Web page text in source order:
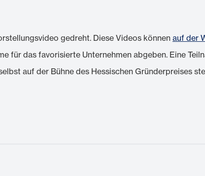
gedreht. Diese Videos könnenauf der
für das favorisierte Unternehmen abgeben. Eine
auf der Bühne des Hessischen Gründerpreises